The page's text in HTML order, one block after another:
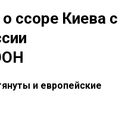
ссоре Киева с
и европейские